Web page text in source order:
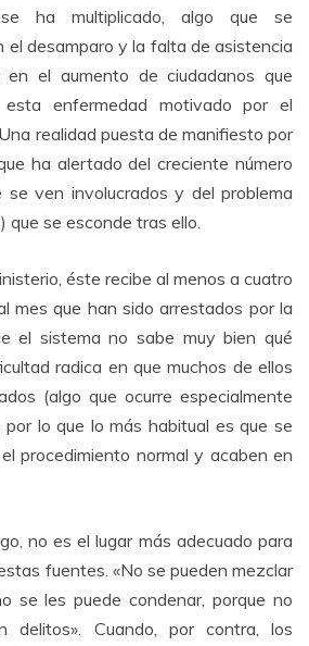
ha multiplicado, algo que se
desamparo y la falta de asistencia
en el aumento de ciudadanos que
enfermedad motivado por el
realidad puesta de manifiesto por
ha alertado del creciente número
ven involucrados y del problema
que se esconde tras ello.
éste recibe al menos a cuatro
mes que han sido arrestados por la
el sistema no sabe muy bien qué
radica en que muchos de ellos
(algo que ocurre especialmente
por lo que lo más habitual es que se
procedimiento normal y acaben en
no es el lugar más adecuado para
fuentes. «No se pueden mezclar
se les puede condenar, porque no
delitos». Cuando, por contra, los